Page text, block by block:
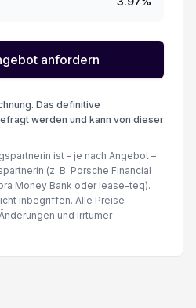
anfordern
Das definitive
werden und kann von dieser
ist – je nach Angebot –
(z. B. Porsche Financial
Money Bank oder lease-teq).
inbegriffen. Alle Preise
und Irrtümer